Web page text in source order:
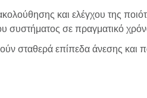
και ελέγχου της
συστήματος σε πραγματικό
σταθερά επίπεδα άνεσης και